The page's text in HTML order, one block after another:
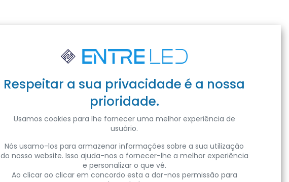
Respeitar a sua privacidade é a nossa
prioridade.
Usamos cookies para lhe fornecer uma melhor experiência de
usuário.
Nós usamo-los para armazenar informações sobre a sua utilização
do nosso website. Isso ajuda-nos a fornecer-lhe a melhor experiência
e personalizar o que vê.
Ao clicar ao clicar em concordo esta a dar-nos permissão para